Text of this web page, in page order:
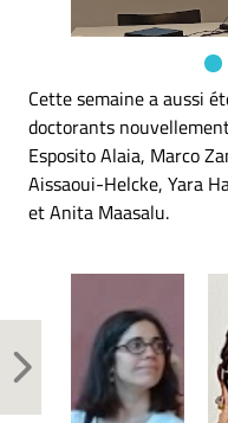
Cette semaine a aussi
doctorants
Esposito Alaia, Marco
Aissaoui-Helcke, Yara
et Anita Maasalu.